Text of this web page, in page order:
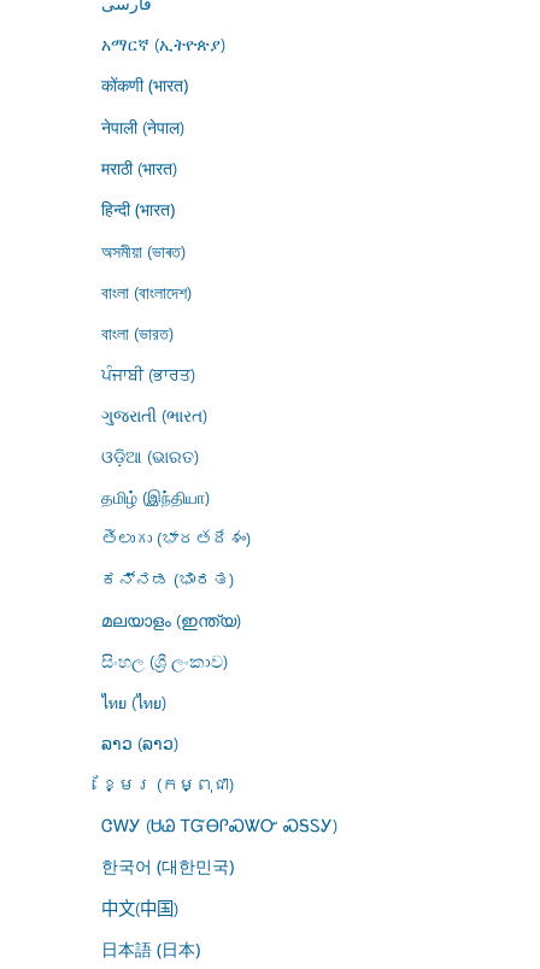
አማርኛ (ኢትዮጵያ)
कोंकणी (भारत)
नेपाली (नेपाल)
मराठी (भारत)
हिन्दी (भारत)
অসমীয়া (ভাৰত)
বাংলা (বাংলাদেশ)
বাংলা (ভারত)
ਪੰਜਾਬੀ (ਭਾਰਤ)
ગુજરાતી (ભારત)
ଓଡ଼ିଆ (ଭାରତ)
தமிழ் (இந்தியா)
తెలుగు (భారతదేశం)
ಕನ್ನಡ (ಭಾರತ)
മലയാളം (ഇന്ത്യ)
සිංහල (ශ්‍රී ලංකාව)
ไทย (ไทย)
ລາວ (ລາວ)
ខ្មែរ (កម្ពុជា)
ᏣᎳᎩ (ᏌᏊ ᎢᏳᎾᎵᏍᏔᏅ ᏍᎦᏚᎩ)
한국어 (대한민국)
中文(中国)
日本語 (日本)